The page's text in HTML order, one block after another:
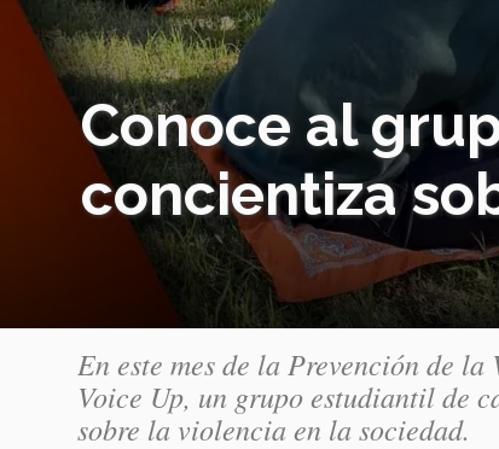
Conoce al
concientiza
En este mes de la Prevención de
Voice Up, un grupo estudiantil de
sobre la violencia en la sociedad.